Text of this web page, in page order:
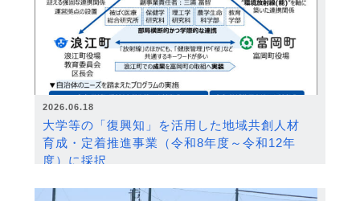
2026.06.18
大学等の「復興知」を活用した地域共創人材
育成・定着推進事業（令和8年度～令和12年
度）に採択